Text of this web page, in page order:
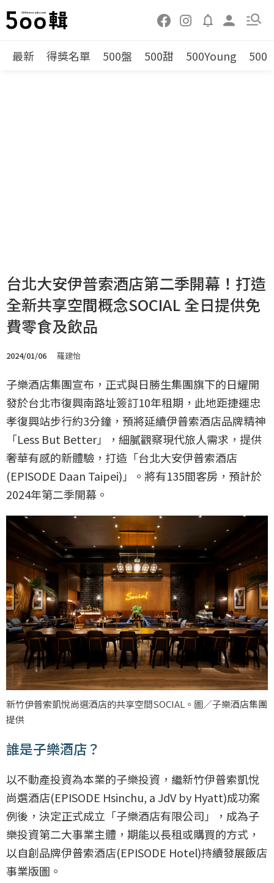
最新 得獎名單 500盤 500甜 500Young 500
台北大安伊普索酒店第二季開幕！打造
全新共享空間概念SOCIAL 全日提供免
費零食及飲品
2024/01/06 羅建怡
子樂酒店集團宣布，正式與日勝生集團旗下的日耀開
發於台北市復興南路址簽訂10年租期，此地距捷運忠
孝復興站步行約3分鐘，預將延續伊普索酒店品牌精神
「Less But Better」，細膩觀察現代旅人需求，提供
奢華有感的新體驗，打造「台北大安伊普索酒店
(EPISODE Daan Taipei)」。將有135間客房，預計於
2024年第二季開幕。
新竹伊普索凱悅尚選酒店的共享空間SOCIAL。圖／子樂酒店集團
提供
誰是子樂酒店？
以不動產投資為本業的子樂投資，繼新竹伊普索凱悅
尚選酒店(EPISODE Hsinchu, a JdV by Hyatt)成功案
例後，決定正式成立「子樂酒店有限公司」，成為子
樂投資第二大事業主體，期能以長租或購買的方式，
以自創品牌伊普索酒店(EPISODE Hotel)持續發展飯店
事業版圖。